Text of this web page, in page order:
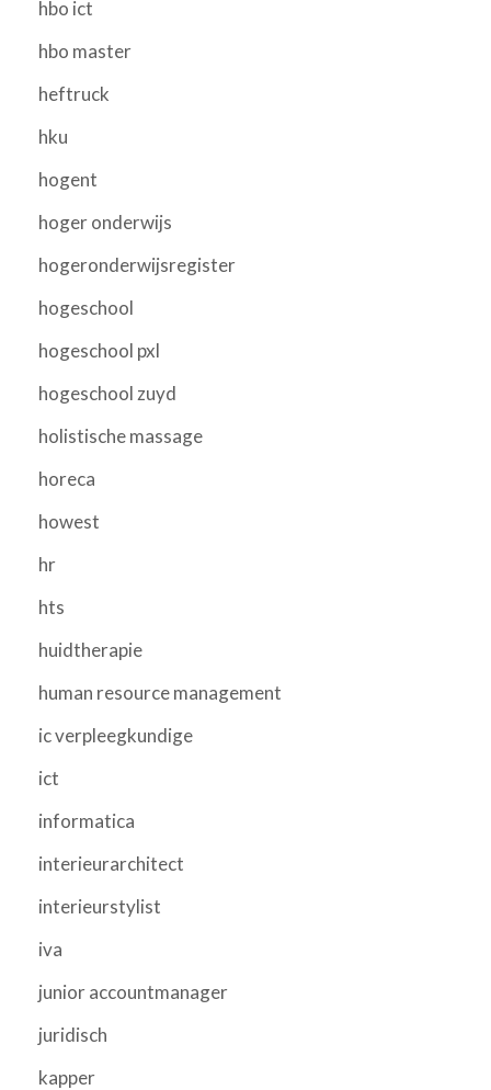
hbo ict
hbo master
heftruck
hku
hogent
hoger onderwijs
hogeronderwijsregister
hogeschool
hogeschool pxl
hogeschool zuyd
holistische massage
horeca
howest
hr
hts
huidtherapie
human resource management
ic verpleegkundige
ict
informatica
interieurarchitect
interieurstylist
iva
junior accountmanager
juridisch
kapper